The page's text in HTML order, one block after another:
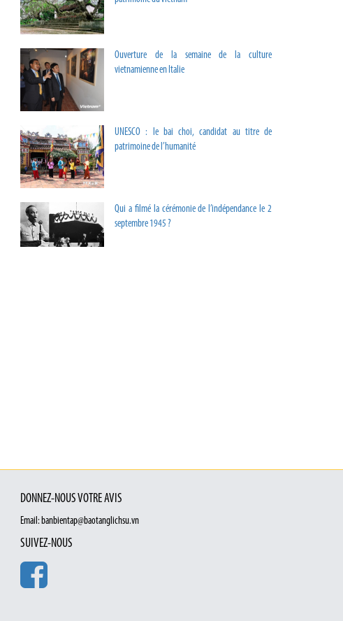
Ouverture de la semaine de la culture
vietnamienne en Italie
UNESCO : le bai choi, candidat au titre de
patrimoine de l’humanité
Qui a filmé la cérémonie de l’indépendance le 2
septembre 1945 ?
DONNEZ-NOUS VOTRE AVIS
Email: banbientap@baotanglichsu.vn
SUIVEZ-NOUS